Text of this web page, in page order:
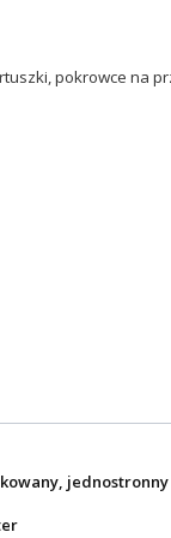
pokrowce na
jednostronny